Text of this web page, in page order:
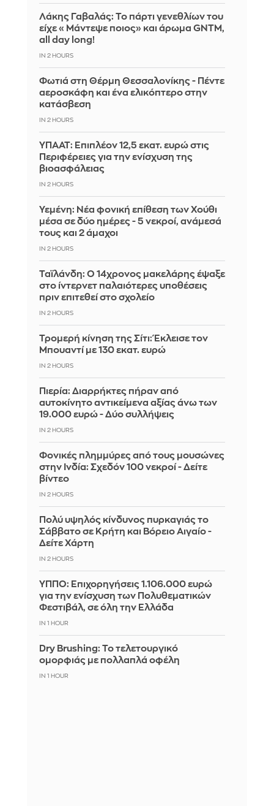
Λάκης Γαβαλάς: Το πάρτι γενεθλίων του
είχε «Μάντεψε ποιος» και άρωμα GNTM,
all day long!
IN 2 HOURS
Φωτιά στη Θέρμη Θεσσαλονίκης - Πέντε
αεροσκάφη και ένα ελικόπτερο στην
κατάσβεση
IN 2 HOURS
ΥΠΑΑΤ: Επιπλέον 12,5 εκατ. ευρώ στις
Περιφέρειες για την ενίσχυση της
βιοασφάλειας
IN 2 HOURS
Υεμένη: Νέα φονική επίθεση των Χούθι
μέσα σε δύο ημέρες - 5 νεκροί, ανάμεσά
τους και 2 άμαχοι
IN 2 HOURS
Ταϊλάνδη: Ο 14χρονος μακελάρης έψαξε
στο ίντερνετ παλαιότερες υποθέσεις
πριν επιτεθεί στο σχολείο
IN 2 HOURS
Τρομερή κίνηση της Σίτι: Έκλεισε τον
Μπουαντί με 130 εκατ. ευρώ
IN 2 HOURS
Πιερία: Διαρρήκτες πήραν από
αυτοκίνητο αντικείμενα αξίας άνω των
19.000 ευρώ - Δύο συλλήψεις
IN 2 HOURS
Φονικές πλημμύρες από τους μουσώνες
στην Ινδία: Σχεδόν 100 νεκροί - Δείτε
βίντεο
IN 2 HOURS
Πολύ υψηλός κίνδυνος πυρκαγιάς το
Σάββατο σε Κρήτη και Βόρειο Αιγαίο -
Δείτε Χάρτη
IN 2 HOURS
ΥΠΠΟ: Επιχορηγήσεις 1.106.000 ευρώ
για την ενίσχυση των Πολυθεματικών
Φεστιβάλ, σε όλη την Ελλάδα
IN 1 HOUR
Dry Brushing: Το τελετουργικό
ομορφιάς με πολλαπλά οφέλη
IN 1 HOUR